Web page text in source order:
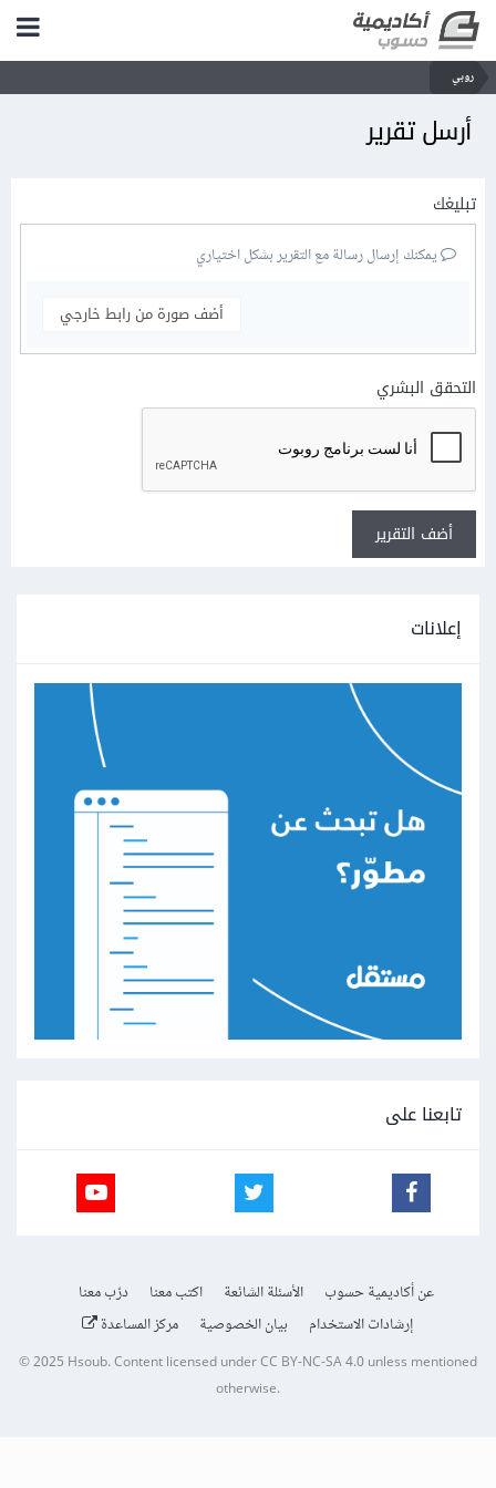
روبي
أرسل تقرير
تبليغك
يمكنك إرسال رسالة مع التقرير بشكل اختياري
أضف صورة من رابط خارجي
التحقق البشري
أضف التقرير
إعلانات
تابعنا على
عن أكاديمية حسوب الأسئلة الشائعة اكتب معنا
درّب معنا
إرشادات الاستخدام
بيان الخصوصية مركز المساعدة
© 2025 Hsoub.Content licensed underCC BY-NC-SA 4.0unless mentioned
otherwise.